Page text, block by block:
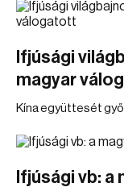
Ifjúsági
magyar
Kína együttesét
Ifjúsági vb: